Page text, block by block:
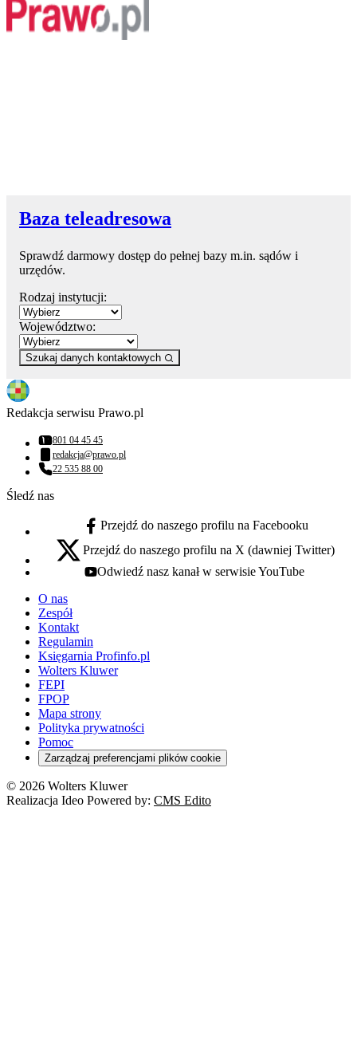
Baza teleadresowa
Sprawdź darmowy dostęp do pełnej bazy m.in. sądów i
urzędów.
Rodzaj instytucji:
Województwo:
Szukaj danych kontaktowych
Redakcja serwisu Prawo.pl
Numer telefonu:
801 04 45 45
Adres email:
redakcja@prawo.pl
Numer telefonu:
22 535 88 00
Śledź nas
facebook - otwiera się w nowej karcie
Przejdź do naszego profilu na Facebooku
x - otwiera się w nowej karcie
Przejdź do naszego profilu na X (dawniej Twitter)
youtube - otwiera się w nowej karcie
Odwiedź nasz kanał w serwisie YouTube
O nas
Zespół
Kontakt
Regulamin
Księgarnia Profinfo.pl
Wolters Kluwer
FEPI
FPOP
Mapa strony
Polityka prywatności
Pomoc
Zarządzaj preferencjami plików cookie
© 2026 Wolters Kluwer
Realizacja Ideo Powered by: CMS Edito